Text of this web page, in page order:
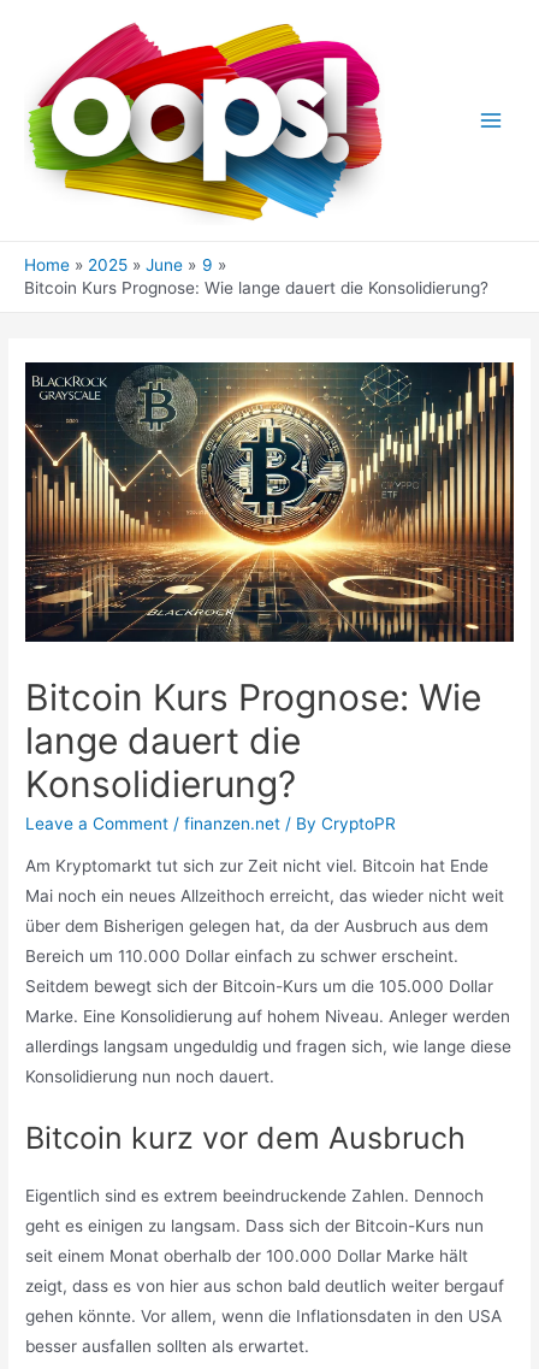
Home 2025 June
9
Bitcoin Kurs Prognose: Wie lange dauert die Konsolidierung?
Bitcoin Kurs Prognose: Wie
lange dauert die
Konsolidierung?
Leave a Comment /finanzen.net / ByCryptoPR
Am Kryptomarkt tut sich zur Zeit nicht viel. Bitcoin hat Ende
Mai noch ein neues Allzeithoch erreicht, das wieder nicht weit
über dem Bisherigen gelegen hat, da der Ausbruch aus dem
Bereich um 110.000 Dollar einfach zu schwer erscheint.
Seitdem bewegt sich der Bitcoin-Kurs um die 105.000 Dollar
Marke. Eine Konsolidierung auf hohem Niveau. Anleger werden
allerdings langsam ungeduldig und fragen sich, wie lange diese
Konsolidierung nun noch dauert.
Bitcoin kurz vor dem Ausbruch
Eigentlich sind es extrem beeindruckende Zahlen. Dennoch
geht es einigen zu langsam. Dass sich der Bitcoin-Kurs nun
seit einem Monat oberhalb der 100.000 Dollar Marke hält
zeigt, dass es von hier aus schon bald deutlich weiter bergauf
gehen könnte. Vor allem, wenn die Inflationsdaten in den USA
besser ausfallen sollten als erwartet.